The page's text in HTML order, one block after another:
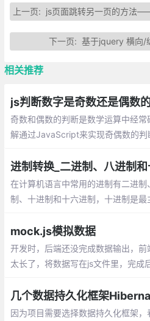
上一页: js页面跳转另一页的方法
下一页: 基于jquery 横向/
相关推荐
js判断数字是奇数还是偶数
奇数和偶数的判断是数学运算中经
解通过JavaScript来实现奇偶数的判
在计算机语言中常用的进制有二进制
制、十进制和十六进制，十进制是最
基数和运算规则。
mock.js模拟数据
开发时，后端还没完成数据输出，
太长了，将数据写在js文件里，完成
数据，要么编写更多代码，要么手动
因为项目需要选择数据持久化框架